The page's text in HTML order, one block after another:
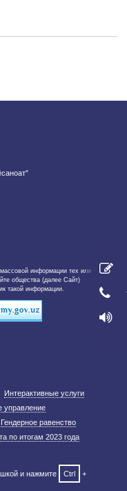
информации тех или
общества (далее Сайт)
такой информации.
Интерактивные услуги
управление
Гендерное равенство
по итогам 2023 года
и нажмите Ctrl
+